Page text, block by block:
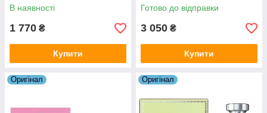
В наявності
1 770 ₴
Купити
Готово до відправки
3 050 ₴
Купити
Оригiнал Оригiнал